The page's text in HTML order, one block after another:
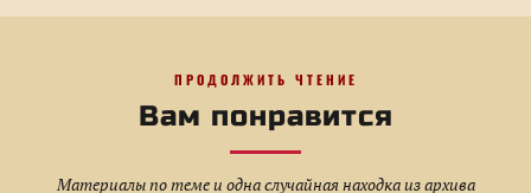
ПРОДОЛЖИТЬ ЧТЕНИЕ
Вам понравится
Материалы по теме и одна случайная находка из архива